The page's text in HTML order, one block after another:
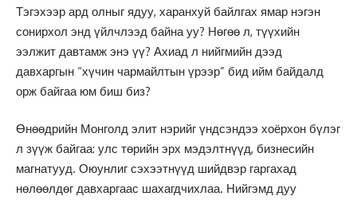
Тэгэхээр ард олныг ядуу, харанхуй байлгах ямар нэгэн
сонирхол энд үйлчлээд байна уу? Нөгөө л, түүхийн
ээлжит давтамж энэ үү? Ахиад л нийгмийн дээд
давхаргын “хүчин чармайлтын үрээр” бид ийм байдалд
орж байгаа юм биш биз?
Өнөөдрийн Монголд элит нэрийг үндсэндээ хоёрхон бүлэг
л зүүж байгаа: улс төрийн эрх мэдэлтнүүд, бизнесийн
магнатууд. Оюунлиг сэхээтнүүд шийдвэр гаргахад
нөлөөлдөг давхаргаас шахагдчихлаа. Нийгэмд дуу